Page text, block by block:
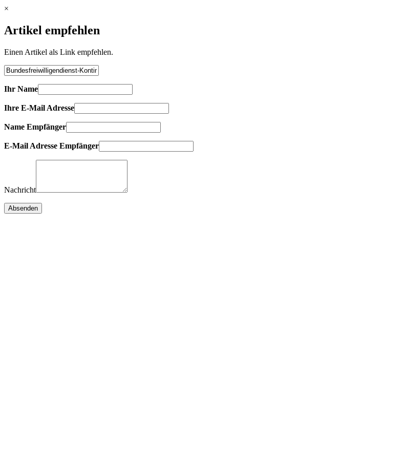
×
Artikel empfehlen
Einen Artikel als Link empfehlen.
Ihr Name
Ihre E-Mail Adresse
Name Empfänger
E-Mail Adresse Empfänger
Nachricht